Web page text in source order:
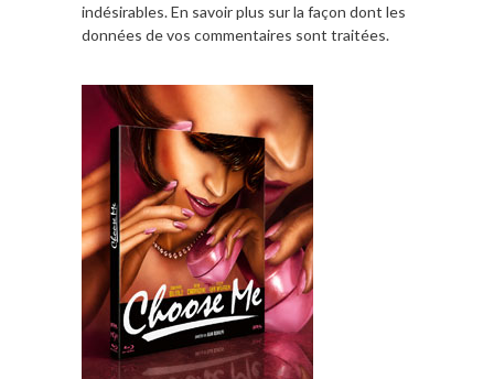
indésirables.En savoir plus sur la façon dont les
données de vos commentaires sont traitées.